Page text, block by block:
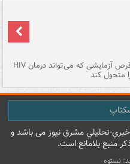
قرص آزمایشی که می‌تواند درمان HIV
متحول کند
تحليلي مشرق نيوز می باشد و
منبع بلامانع است.
نستوه